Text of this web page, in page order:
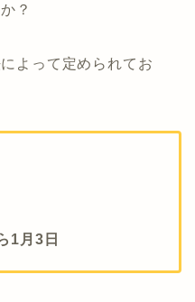
？
よって定められてお
1月3日